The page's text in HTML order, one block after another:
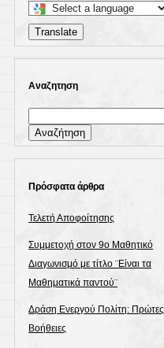
Select
a
language
translate
page
Translate
Αναζητηση
για:
Πρόσφατα άρθρα
Τελετή Αποφοίτησης
Συμμετοχή στον 9ο Μαθητικό
Διαγωνισμό με τίτλο ¨Είναι τα
Μαθηματικά παντού¨
Δράση Ενεργού Πολίτη: Πρώτες
Βοήθειες